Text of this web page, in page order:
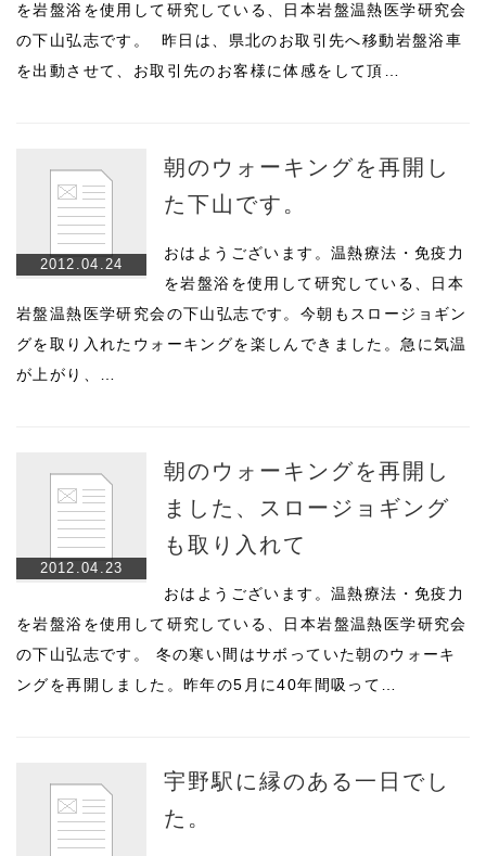
を岩盤浴を使用して研究している、日本岩盤温熱医学研究会
の下山弘志です。 昨日は、県北のお取引先へ移動岩盤浴車
を出動させて、お取引先のお客様に体感をして頂…
2012.04.24
朝のウォーキングを再開し
た下山です。
おはようございます。温熱療法・免疫力
を岩盤浴を使用して研究している、日本
岩盤温熱医学研究会の下山弘志です。今朝もスロージョギン
グを取り入れたウォーキングを楽しんできました。急に気温
が上がり、…
2012.04.23
朝のウォーキングを再開し
ました、スロージョギング
も取り入れて
おはようございます。温熱療法・免疫力
を岩盤浴を使用して研究している、日本岩盤温熱医学研究会
の下山弘志です。 冬の寒い間はサボっていた朝のウォーキ
ングを再開しました。昨年の5月に40年間吸って…
宇野駅に縁のある一日でし
た。